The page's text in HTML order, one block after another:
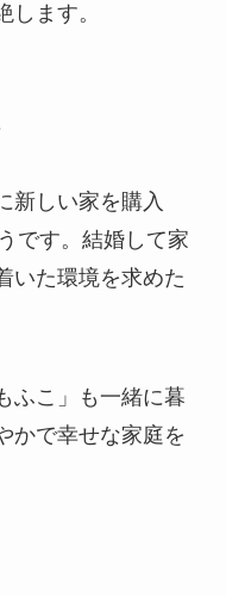
ます。
新しい家を購入
です。結婚して家
いた環境を求めた
ふこ」も一緒に暮
かで幸せな家庭を